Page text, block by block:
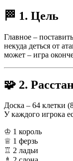
🏁 1. Цель
Главное –
некуда деться от
может – игра
🧩 2.
Доска – 64 клетки
У каждого игрока
♔ 1 король
♕ 1 ферзь
♖ 2 ладьи